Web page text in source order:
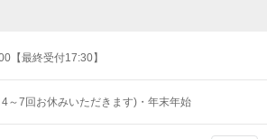
【最終受付17:30】
～7回お休みいただきます)・年末年始